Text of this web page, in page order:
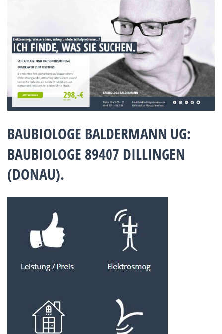
BAUBIOLOGE BALDERMANN UG:
BAUBIOLOGE 89407 DILLINGEN
(DONAU).